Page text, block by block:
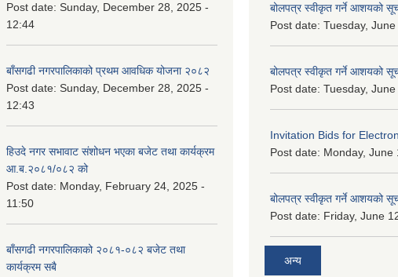
Post date: Sunday, December 28, 2025 -
12:44
बाँसगढी नगरपालिकाको प्रथम आवधिक योजना २०८२
Post date: Sunday, December 28, 2025 -
12:43
हिउदे नगर सभावाट संशोधन भएका बजेट तथा कार्यक्रम
आ.ब.२०८१/०८२ को
Post date: Monday, February 24, 2025 -
11:50
बाँसगढी नगरपालिकाको २०८१-०८२ बजेट तथा
कार्यक्रम सबै
बोलपत्र स्वीकृत गर्ने आशयको
Post date: Tuesday,
बोलपत्र स्वीकृत गर्ने आशयको
Post date: Tuesday,
Invitation Bids for
Post date: Monday, June
बोलपत्र स्वीकृत गर्ने आशयको
Post date: Friday, June
अन्य